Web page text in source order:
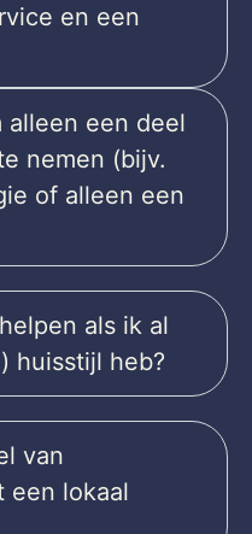
en een
alleen een deel
nemen (bijv.
of alleen een
als ik al
huisstijl heb?
van
een lokaal